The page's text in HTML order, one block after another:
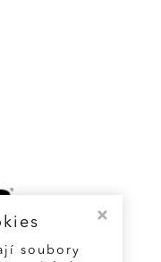
soubory